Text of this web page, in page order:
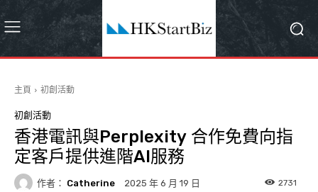
主頁 初創活動
初創活動
香港電訊與Perplexity 合作免費向指
定客戶提供進階AI服務
作者： Catherine 2025 年 6 月 19 日 2731